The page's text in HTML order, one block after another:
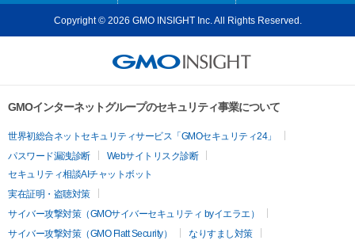
Copyright © 2026 GMO INSIGHT Inc. All Rights Reserved.
GMOインターネットグループのセキュリティ事業について
世界初総合ネットセキュリティサービス「GMOセキュリティ24」
パスワード漏洩診断
Webサイトリスク診断
セキュリティ相談AIチャットボット
実在証明・盗聴対策
サイバー攻撃対策（GMOサイバーセキュリティ byイエラエ）
サイバー攻撃対策（GMO Flatt Security）
なりすまし対策